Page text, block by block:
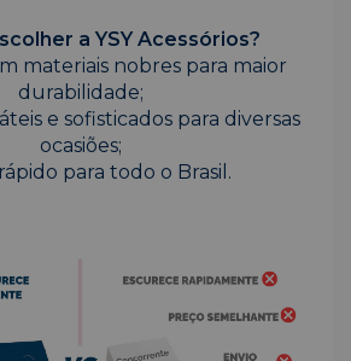
a YSY Acessórios?
materiais nobres para maior
durabilidade;
e sofisticados para diversas
ocasiões;
para todo o Brasil.